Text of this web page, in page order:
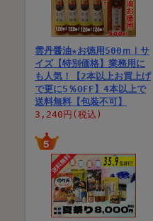
雲丹醤油★お徳用500ｍｌサ
イズ【特別価格】業務用に
も人気！【2本以上お買上げ
で更に5％OFF】4本以上で
送料無料【包装不可】
3,240円(税込)